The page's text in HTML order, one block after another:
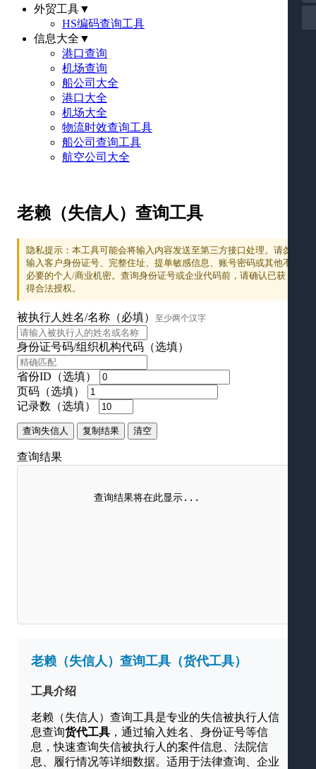
外贸工具▼
HS编码查询工具
信息大全 ▼
港口查询
机场查询
船公司大全
港口大全
机场大全
物流时效查询工具
船公司查询工具
航空公司大全
老赖（失信人）查询工具
隐私提示：本工具可能会将输入内容发送至第三方接口处理。请勿
输入客户身份证号、完整住址、提单敏感信息、账号密码或其他不
必要的个人/商业机密。查询身份证号或企业代码前，请确认已获
得合法授权。
被执行人姓名/名称（必填） 至少两个汉字
身份证号码/组织机构代码（选填）
省份ID（选填）
页码（选填）
记录数（选填）
查询失信人 复制结果 清空
查询结果
老赖（失信人）查询工具（货代工具）
工具介绍
老赖（失信人）查询工具是专业的失信被执行人信
息查询货代工具 ，通过输入姓名、身份证号等信
息，快速查询失信被执行人的案件信息、法院信
息、履行情况等详细数据。适用于法律查询、企业